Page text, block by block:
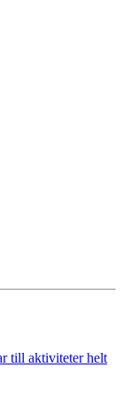
till aktiviteter helt